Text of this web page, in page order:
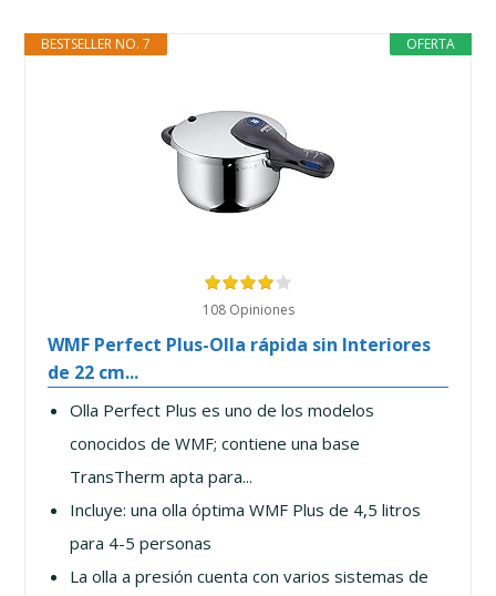
OFERTA
BESTSELLER NO. 7
108 Opiniones
WMF Perfect Plus-Olla rápida sin Interiores
de 22 cm...
Olla Perfect Plus es uno de los modelos
conocidos de WMF; contiene una base
TransTherm apta para...
Incluye: una olla óptima WMF Plus de 4,5 litros
para 4-5 personas
La olla a presión cuenta con varios sistemas de